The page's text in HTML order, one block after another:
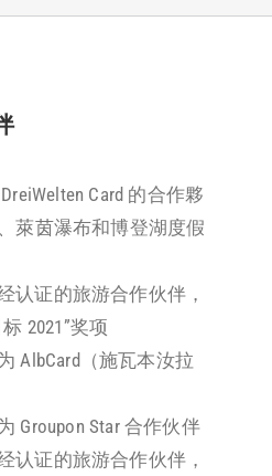
Card 的合作夥
萊茵瀑布和博登湖度假
认证的旅游合作伙伴，
2021”奖项
AlbCard（施瓦本汝拉
Groupon Star 合作伙伴
认证的旅游合作伙伴，